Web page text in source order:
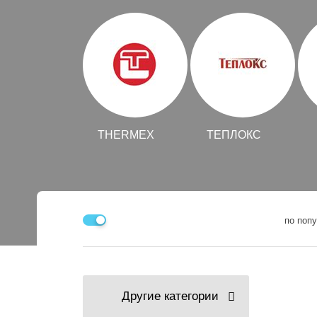
THERMEX ТЕПЛОКС
по
Другие категории